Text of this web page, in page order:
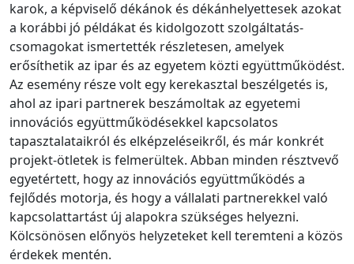
karok, a képviselő dékánok és dékánhelyettesek azokat
a korábbi jó példákat és kidolgozott szolgáltatás-
csomagokat ismertették részletesen, amelyek
erősíthetik az ipar és az egyetem közti együttműködést.
Az esemény része volt egy kerekasztal beszélgetés is,
ahol az ipari partnerek beszámoltak az egyetemi
innovációs együttműködésekkel kapcsolatos
tapasztalataikról és elképzeléseikről, és már konkrét
projekt-ötletek is felmerültek. Abban minden résztvevő
egyetértett, hogy az innovációs együttműködés a
fejlődés motorja, és hogy a vállalati partnerekkel való
kapcsolattartást új alapokra szükséges helyezni.
Kölcsönösen előnyös helyzeteket kell teremteni a közös
érdekek mentén.